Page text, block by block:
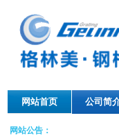
网站首页 公司简
网站公告：